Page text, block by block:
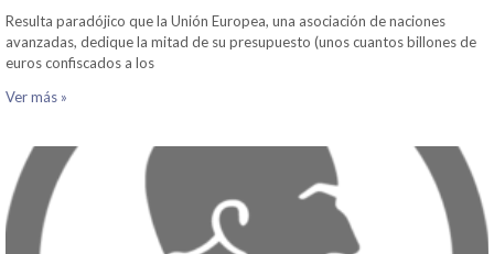
Resulta paradójico que la Unión Europea, una asociación de naciones
avanzadas, dedique la mitad de su presupuesto (unos cuantos billones de
euros confiscados a los
Ver más »